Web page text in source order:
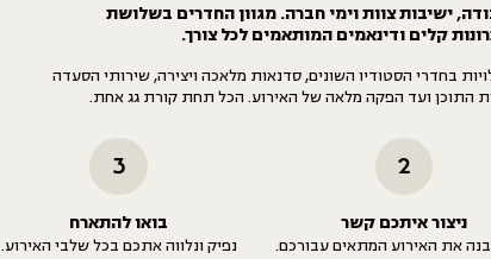
ישיבות צוות וימי חברה. מגוון החדרים בשלושת
קלים ודינאמים המותאמים לכל צורך.
בחדרי הסטודיו השונים, סדנאות מלאכה ויצירה, שירותי הסעדה
התוכן ועד הפקה מלאה של האירוע. הכל תחת קורת גג אחת.
2
ניצור איתכם קשר
את האירוע המתאים עבורכם.
3
בואו להתארח
נפיק ונלווה אתכם בכל שלבי האירוע.